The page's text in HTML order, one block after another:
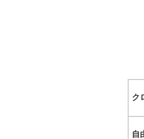
ク
自